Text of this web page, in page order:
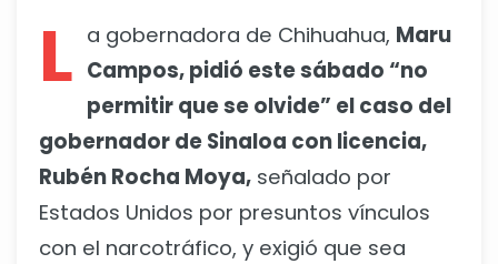
L a gobernadora de Chihuahua, Maru
Campos, pidió este sábado “no
permitir que se olvide” el caso del
gobernador de Sinaloa con licencia,
Rubén Rocha Moya, señalado por
Estados Unidos por presuntos vínculos
con el narcotráfico, y exigió que sea